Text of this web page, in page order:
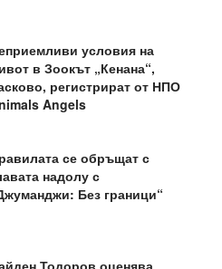
условия на
в Зоокът „Кенана“,
регистрират от НПО
Angels
се обръщат с
надолу с
Без граници“
Тодоров оценява